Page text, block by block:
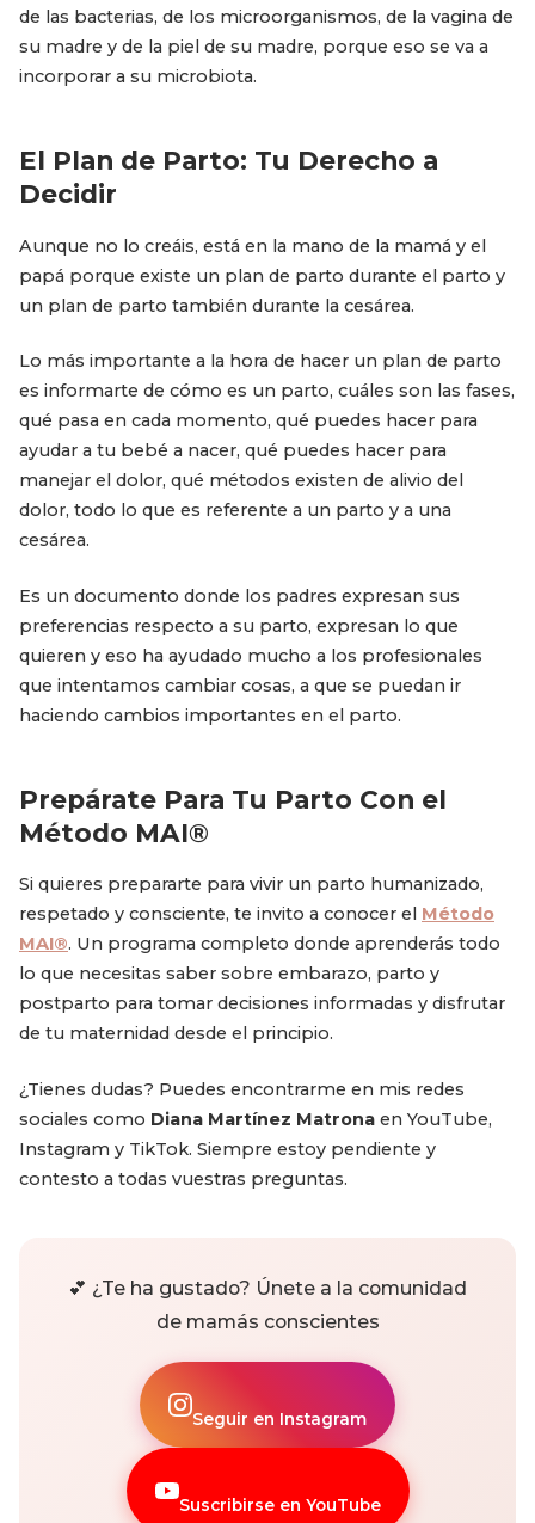
de las bacterias, de los microorganismos, de la vagina de
su madre y de la piel de su madre, porque eso se va a
incorporar a su microbiota.
El Plan de Parto: Tu Derecho a
Decidir
Aunque no lo creáis, está en la mano de la mamá y el
papá porque existe un plan de parto durante el parto y
un plan de parto también durante la cesárea.
Lo más importante a la hora de hacer un plan de parto
es informarte de cómo es un parto, cuáles son las fases,
qué pasa en cada momento, qué puedes hacer para
ayudar a tu bebé a nacer, qué puedes hacer para
manejar el dolor, qué métodos existen de alivio del
dolor, todo lo que es referente a un parto y a una
cesárea.
Es un documento donde los padres expresan sus
preferencias respecto a su parto, expresan lo que
quieren y eso ha ayudado mucho a los profesionales
que intentamos cambiar cosas, a que se puedan ir
haciendo cambios importantes en el parto.
Prepárate Para Tu Parto Con el
Método MAI®
Si quieres prepararte para vivir un parto humanizado,
respetado y consciente, te invito a conocer el Método
MAI®. Un programa completo donde aprenderás todo
lo que necesitas saber sobre embarazo, parto y
postparto para tomar decisiones informadas y disfrutar
de tu maternidad desde el principio.
¿Tienes dudas? Puedes encontrarme en mis redes
sociales como Diana Martínez Matrona en YouTube,
Instagram y TikTok. Siempre estoy pendiente y
contesto a todas vuestras preguntas.
💕 ¿Te ha gustado? Únete a la comunidad
de mamás conscientes
Seguir en Instagram
Suscribirse en YouTube